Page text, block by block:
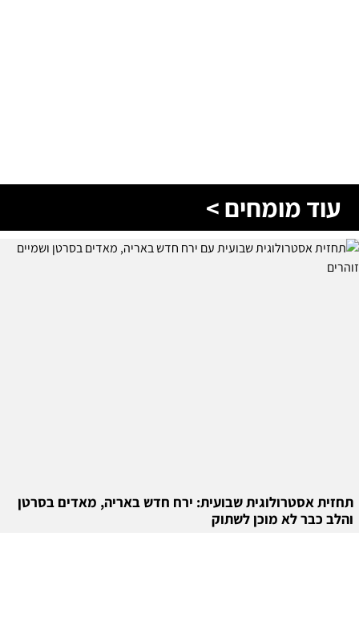
עוד מומחים >
תחזית אסטרולוגית שבועית: ירח חדש באריה, מאדים בסרטן
והלב כבר לא מוכן לשתוק